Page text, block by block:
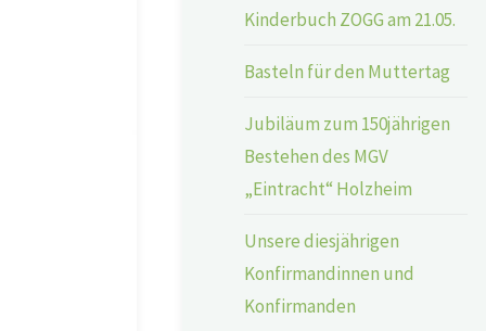
Kinderbuch ZOGG am 21.05.
Basteln für den Muttertag
Jubiläum zum 150jährigen
Bestehen des MGV
„Eintracht“ Holzheim
Unsere diesjährigen
Konfirmandinnen und
Konfirmanden